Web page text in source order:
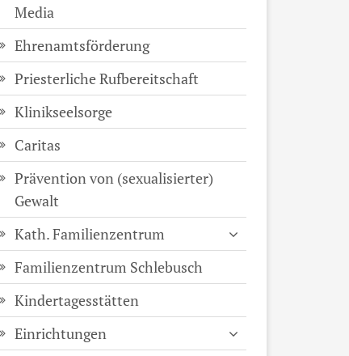
Media
Ehrenamtsförderung
Priesterliche Rufbereitschaft
Klinikseelsorge
Caritas
Prävention von (sexualisierter)
Gewalt
Kath. Familienzentrum
Familienzentrum Schlebusch
Kindertagesstätten
Einrichtungen